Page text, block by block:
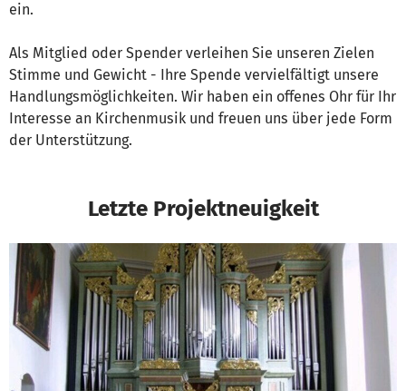
ein.
Als Mitglied oder Spender verleihen Sie unseren Zielen
Stimme und Gewicht - Ihre Spende vervielfältigt unsere
Handlungsmöglichkeiten. Wir haben ein offenes Ohr für Ihr
Interesse an Kirchenmusik und freuen uns über jede Form
der Unterstützung.
Letzte Projektneuigkeit